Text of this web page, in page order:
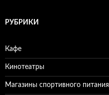
иРУБРИКИ
Кафе
Кинотеатры
Магазины спортивного питания